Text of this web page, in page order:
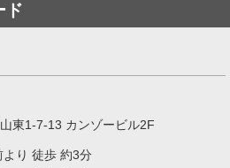
ド
東1-7-13 カンゾービル2F
より 徒歩 約3分